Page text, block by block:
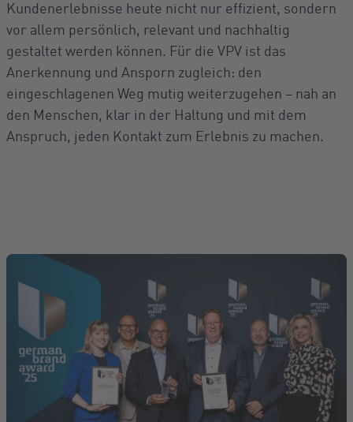
Kundenerlebnisse heute nicht nur effizient, sondern
vor allem persönlich, relevant und nachhaltig
gestaltet werden können. Für die VPV ist das
Anerkennung und Ansporn zugleich: den
eingeschlagenen Weg mutig weiterzugehen – nah an
den Menschen, klar in der Haltung und mit dem
Anspruch, jeden Kontakt zum Erlebnis zu machen.